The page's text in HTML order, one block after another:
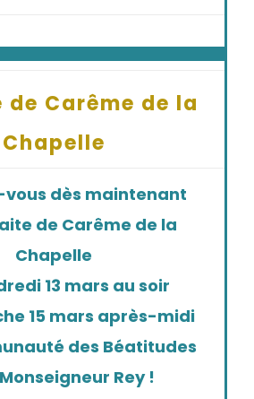
Carême de la
Chapelle
vous dès maintenant
de Carême de la
Chapelle
13 mars au soir
15 mars après-midi
des Béatitudes
Rey !